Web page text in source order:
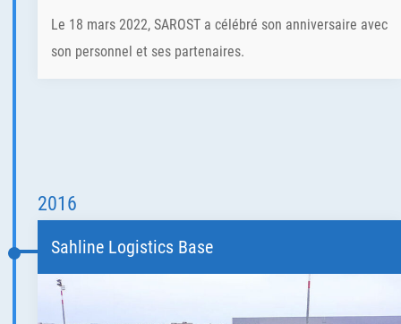
Le 18 mars 2022, SAROST a célébré son anniversaire avec
son personnel et ses partenaires.
2016
Sahline Logistics Base